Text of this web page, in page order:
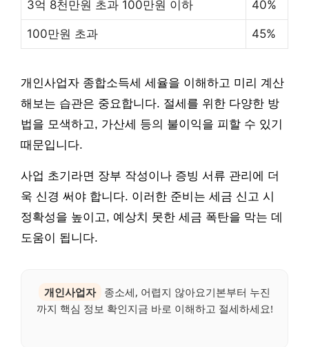
3억 8천만원 초과 100만원 이하 40%
100만원 초과 45%
개인사업자 종합소득세 세율을 이해하고 미리 계산
해보는 습관은 중요합니다. 절세를 위한 다양한 방
법을 모색하고, 가산세 등의 불이익을 피할 수 있기
때문입니다.
사업 초기라면 장부 작성이나 증빙 서류 관리에 더
욱 신경 써야 합니다. 이러한 준비는 세금 신고 시
정확성을 높이고, 예상치 못한 세금 폭탄을 막는 데
도움이 됩니다.
개인사업자
종소세, 어렵지 않아요기본부터 누진
까지 핵심 정보 확인지금 바로 이해하고 절세하세요!